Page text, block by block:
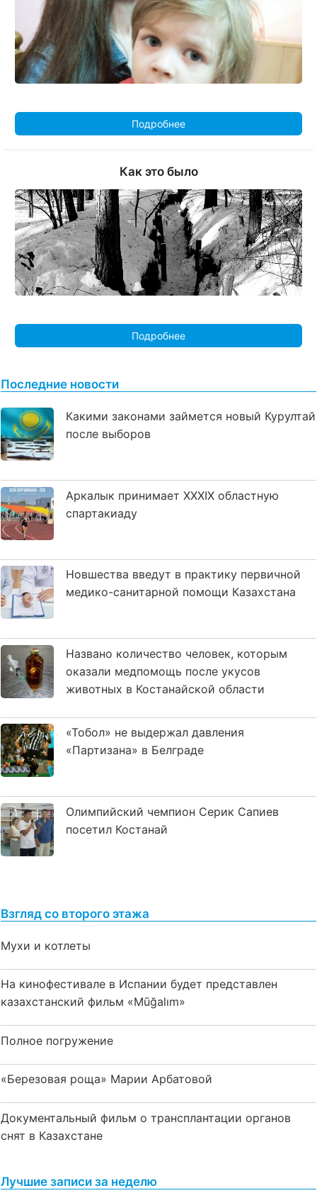
Подробнее
Как это было
Подробнее
Последние новости
Какими законами займется новый Курултай
после выборов
Аркалык принимает XXXIX областную
спартакиаду
Новшества введут в практику первичной
медико-санитарной помощи Казахстана
Названо количество человек, которым
оказали медпомощь после укусов
животных в Костанайской области
«Тобол» не выдержал давления
«Партизана» в Белграде
Олимпийский чемпион Серик Сапиев
посетил Костанай
Взгляд со второго этажа
Мухи и котлеты
На кинофестивале в Испании будет представлен
казахстанский фильм «Mūğalım»
Полное погружение
«Березовая роща» Марии Арбатовой
Документальный фильм о трансплантации органов
снят в Казахстане
Лучшие записи за неделю